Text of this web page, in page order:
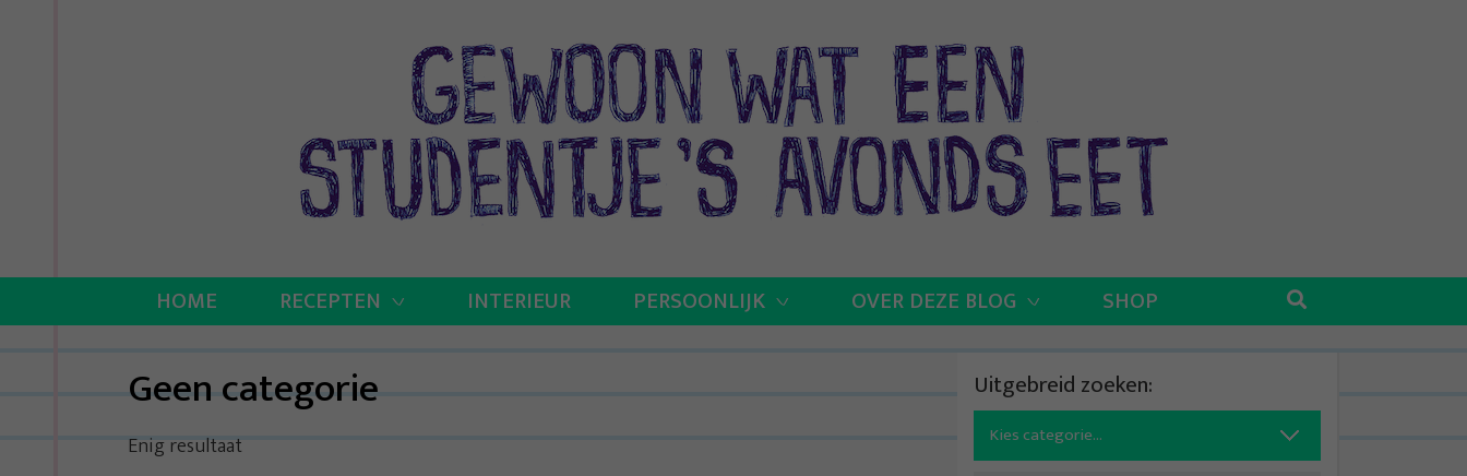
HOME RECEPTEN INTERIEUR PERSOONLIJK OVER DEZE BLOG SHOP
Geen categorie
Enig resultaat
Uitgebreid zoeken:
Search
for: